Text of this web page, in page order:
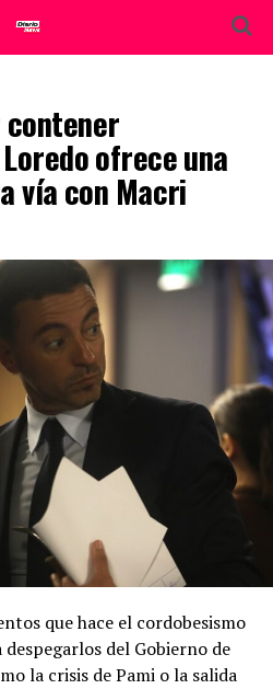
contener
ofrece una
vía con Macri
que hace el cordobesismo
del Gobierno de
la crisis de Pami o la salida